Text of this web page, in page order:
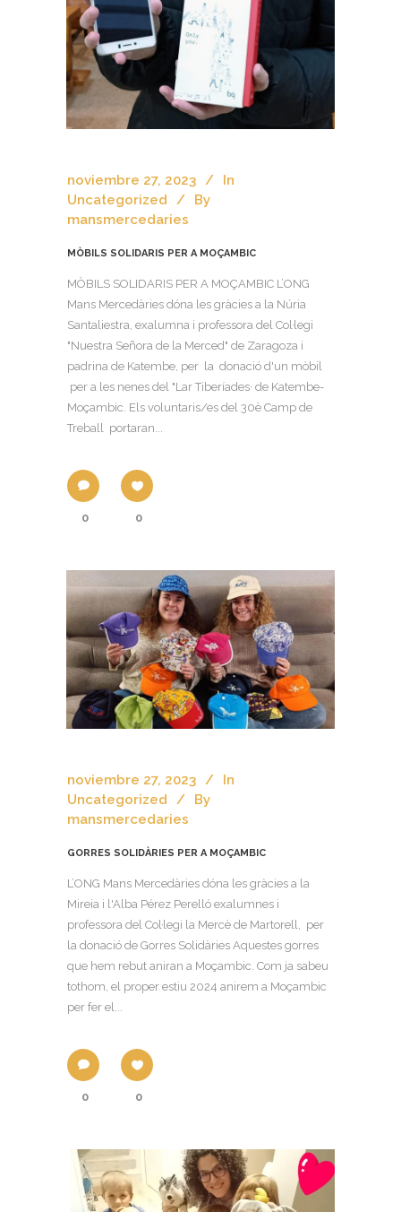
noviembre 27, 2023
In
Uncategorized
By
mansmercedaries
MÒBILS SOLIDARIS PER A MOÇAMBIC
MÒBILS SOLIDARIS PER A MOÇAMBIC L’ONG
Mans Mercedàries dóna les gràcies a la Núria
Santaliestra, exalumna i professora del Col·legi
"Nuestra Señora de la Merced" de Zaragoza i
padrina de Katembe, per la donació d'un mòbil
per a les nenes del "Lar Tiberíades· de Katembe-
Moçambic. Els voluntaris/es del 30è Camp de
Treball portaran...
0 0
noviembre 27, 2023
In
Uncategorized
By
mansmercedaries
GORRES SOLIDÀRIES PER A MOÇAMBIC
L’ONG Mans Mercedàries dóna les gràcies a la
Mireia i l'Alba Pérez Perelló exalumnes i
professora del Col·legi la Mercè de Martorell, per
la donació de Gorres Solidàries Aquestes gorres
que hem rebut aniran a Moçambic. Com ja sabeu
tothom, el proper estiu 2024 anirem a Moçambic
per fer el...
0 0